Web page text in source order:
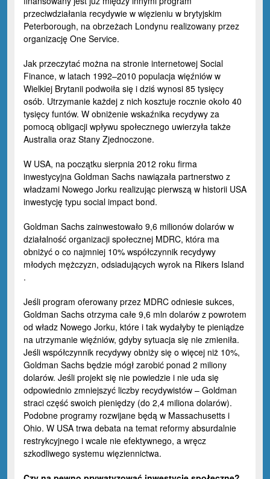
przeciwdziałania recydywie w więzieniu w brytyjskim
Peterborough, na obrzeżach Londynu realizowany przez
organizację One Service.
Jak przeczytać można na stronie internetowej Social
Finance, w latach 1992–2010 populacja więźniów w
Wielkiej Brytanii podwoiła się i dziś wynosi 85 tysięcy
osób. Utrzymanie każdej z nich kosztuje rocznie około 40
tysięcy funtów. W obniżenie wskaźnika recydywy za
pomocą obligacji wpływu społecznego uwierzyła także
Australia oraz Stany Zjednoczone.
W USA, na początku sierpnia 2012 roku firma
inwestycyjna Goldman Sachs nawiązała partnerstwo z
władzami Nowego Jorku realizując pierwszą w historii USA
inwestycję typu social impact bond.
Goldman Sachs zainwestowało 9,6 milionów dolarów w
działalność organizacji społecznej MDRC, która ma
obniżyć o co najmniej 10% współczynnik recydywy
młodych mężczyzn, odsiadujących wyrok na Rikers Island
.
Jeśli program oferowany przez MDRC odniesie sukces,
Goldman Sachs otrzyma całe 9,6 mln dolarów z powrotem
od władz Nowego Jorku, które i tak wydałyby te pieniądze
na utrzymanie więźniów, gdyby sytuacja się nie zmieniła.
Jeśli współczynnik recydywy obniży się o więcej niż 10%,
Goldman Sachs będzie mógł zarobić ponad 2 miliony
dolarów. Jeśli projekt się nie powiedzie i nie uda się
odpowiednio zmniejszyć liczby recydywistów – Goldman
straci część swoich pieniędzy (do 2,4 miliona dolarów).
Podobne programy rozwijane będą w Massachusetts i
Ohio. W USA trwa debata na temat reformy absurdalnie
restrykcyjnego i wcale nie efektywnego, a wręcz
szkodliwego systemu więziennictwa.